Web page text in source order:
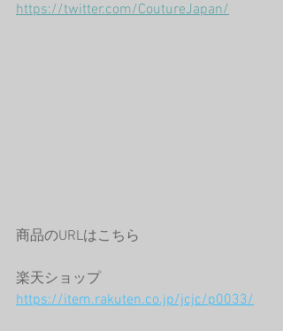
https://twitter.com/CoutureJapan/
商品のURLはこちら
楽天ショップ
https://item.rakuten.co.jp/jcjc/p0033/